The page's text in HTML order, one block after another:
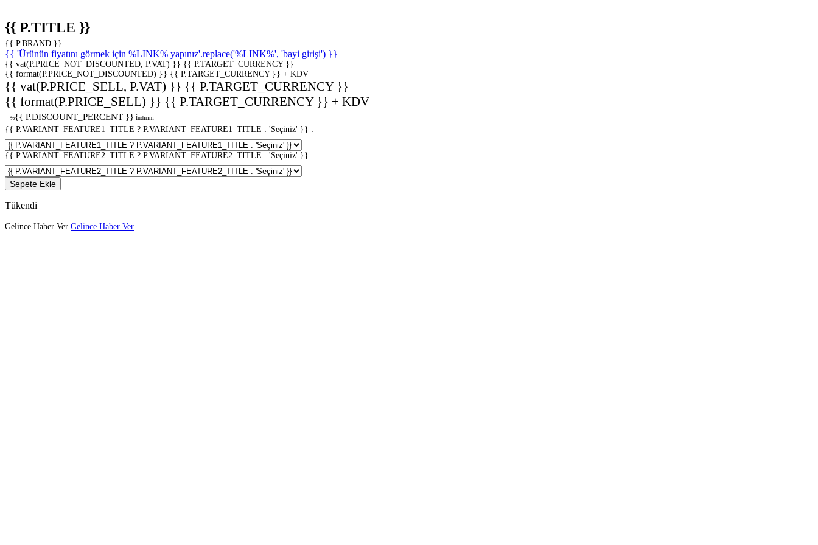
{{ P.TITLE }}
{{ P.BRAND }}
{{ 'Ürünün fiyatını görmek için %LINK% yapınız'.replace('%LINK%', 'bayi girişi') }}
{{ vat(P.PRICE_NOT_DISCOUNTED, P.VAT) }} {{ P.TARGET_CURRENCY }}
{{ format(P.PRICE_NOT_DISCOUNTED) }} {{ P.TARGET_CURRENCY }} + KDV
{{ vat(P.PRICE_SELL, P.VAT) }} {{ P.TARGET_CURRENCY }}
{{ format(P.PRICE_SELL) }} {{ P.TARGET_CURRENCY }} + KDV
%{{ P.DISCOUNT_PERCENT }} İndirim
{{ P.VARIANT_FEATURE1_TITLE ? P.VARIANT_FEATURE1_TITLE : 'Seçiniz' }} :
{{ P.VARIANT_FEATURE2_TITLE ? P.VARIANT_FEATURE2_TITLE : 'Seçiniz' }} :
Sepete Ekle
Tükendi
Gelince Haber Ver Gelince Haber Ver